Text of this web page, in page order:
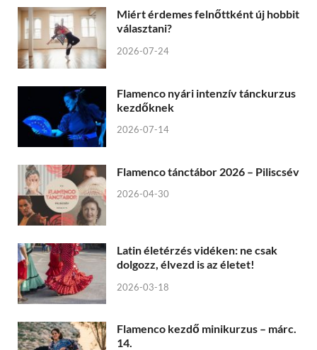
Miért érdemes felnőttként új hobbit
választani?
2026-07-24
Flamenco nyári intenzív tánckurzus
kezdőknek
2026-07-14
Flamenco tánctábor 2026 – Piliscsév
2026-04-30
Latin életérzés vidéken: ne csak
dolgozz, élvezd is az életet!
2026-03-18
Flamenco kezdő minikurzus – márc.
14.